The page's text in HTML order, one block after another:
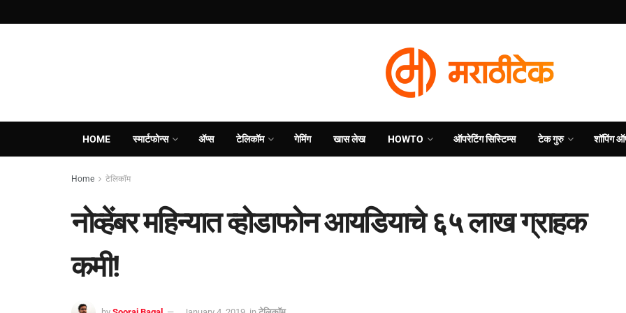
HOME स्मार्टफोन्स ॲप्स टेलिकॉम गेमिंग खास लेख HOWTO ऑपरेटिंग सिस्टिम्स टेक गुरु शॉपिंग
Home टेलिकॉम
नोव्हेंबर महिन्यात व्होडाफोन आयडियाचे ६५ लाख ग्राहक
कमी!